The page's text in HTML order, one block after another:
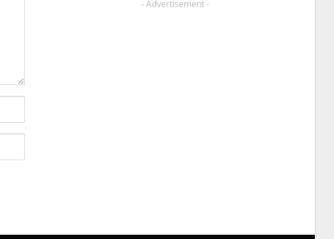
- Advertisement -